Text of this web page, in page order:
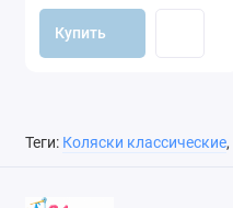
Купить
Теги: Коляски классические,